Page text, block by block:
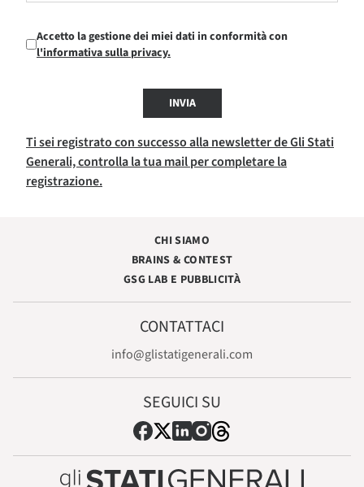
Accetto la gestione dei miei dati in conformità con
l'informativa sulla privacy.
INVIA
Ti sei registrato con successo alla newsletter de Gli Stati
Generali, controlla la tua mail per completare la
registrazione.
CHI SIAMO
BRAINS & CONTEST
GSG LAB E PUBBLICITÀ
CONTATTACI
info@glistatigenerali.com
SEGUICI SU